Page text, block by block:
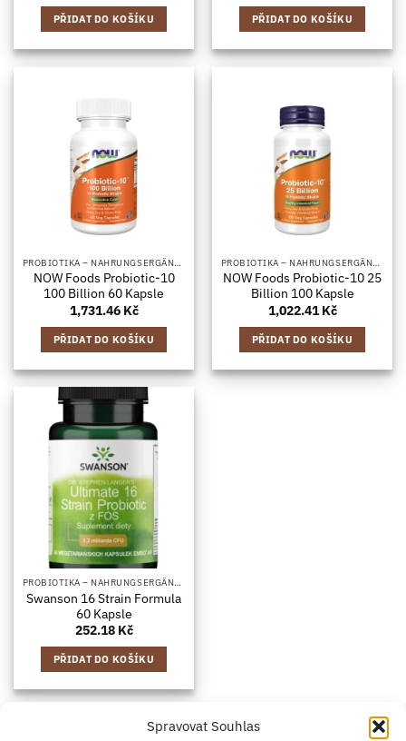
Spravovat Souhlas
PŘIDAT DO KOŠÍKU PŘIDAT DO KOŠÍKU
PROBIOTIKA – NAHRUNGSERGÄNZUNGSMITTEL MIT BAKTERIENKULTUREN, IN KAPSELFORM
NOW Foods Probiotic-10
100 Billion 60 Kapsle
1,731.46 Kč
PŘIDAT DO KOŠÍKU
PROBIOTIKA – NAHRUNGSERGÄNZUNGSMITTEL MIT BAKTERIENKULTUREN, IN KAPSELFORM
NOW Foods Probiotic-10 25
Billion 100 Kapsle
1,022.41Kč
PŘIDAT DO KOŠÍKU
PROBIOTIKA – NAHRUNGSERGÄNZUNGSMITTEL MIT BAKTERIENKULTUREN, IN KAPSELFORM
Swanson 16 Strain Formula
60 Kapsle
252.18 Kč
PŘIDAT DO KOŠÍKU